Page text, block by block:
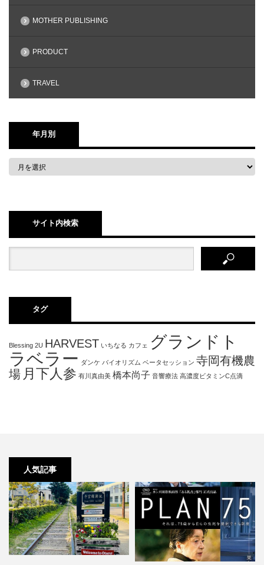
MOTHER PUBLISHING
PRODUCT
TRAVEL
年月別
サイト内検索
タグ
Blessing 2U HARVEST いちなる カフェ
グランドト
ラベラー ダンケ バイオリズム ベータセッション 寺岡有機農
場 月下人参 有川真由美 橋本尚子 音響療法 高濃度ビタミンC点滴
人気記事